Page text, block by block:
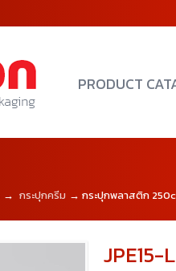
PRODUCT
→ กระปุกครีม → กระปุกพลาสติก
JPE15-